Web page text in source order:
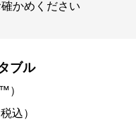
かめください
ブル
）
込）